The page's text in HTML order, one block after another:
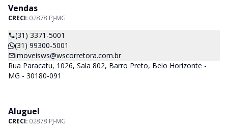
Vendas
CRECI: 02878 PJ-MG
(31) 3371-5001
(31) 99300-5001
imoveisws@wscorretora.com.br
Rua Paracatu, 1026, Sala 802, Barro Preto, Belo Horizonte -
MG - 30180-091
Aluguel
CRECI: 02878 PJ-MG